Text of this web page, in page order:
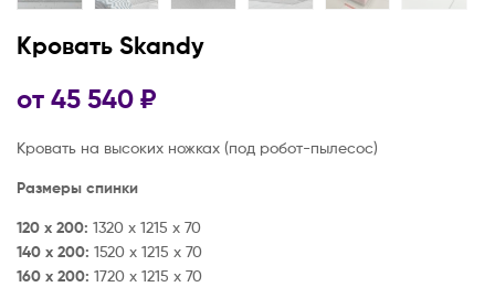
Кровать Skandy
от 45 540 ₽
Кровать на высоких ножках (под робот-пылесос)
Размеры спинки
120 х 200: 1320 х 1215 х 70
140 х 200: 1520 х 1215 х 70
160 x 200: 1720 х 1215 х 70